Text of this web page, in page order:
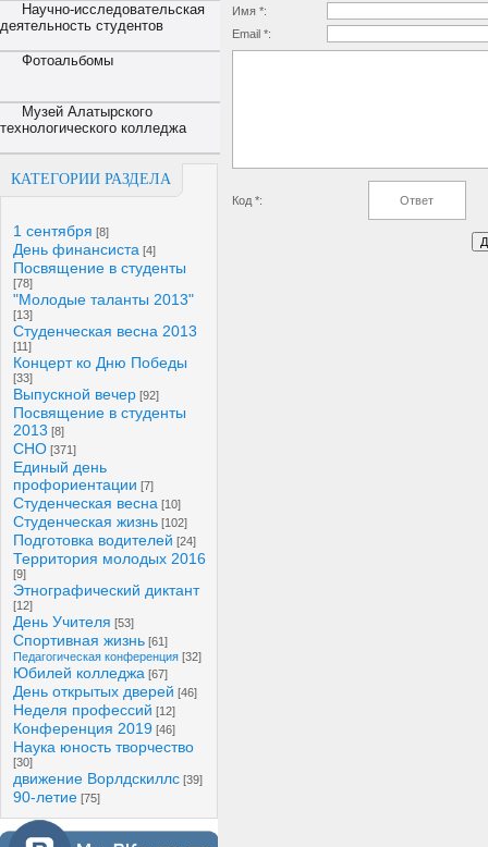
Научно-исследовательская
деятельность студентов
Фотоальбомы
Музей Алатырского
технологического колледжа
КАТЕГОРИИ РАЗДЕЛА
1 сентября [8]
День финансиста [4]
Посвящение в студенты
[78]
"Молодые таланты 2013"
[13]
Студенческая весна 2013
[11]
Концерт ко Дню Победы
[33]
Выпускной вечер [92]
Посвящение в студенты
2013 [8]
СНО [371]
Единый день
профориентации [7]
Студенческая весна [10]
Студенческая жизнь [102]
Подготовка водителей [24]
Территория молодых 2016
[9]
Этнографический диктант
[12]
День Учителя [53]
Спортивная жизнь [61]
Педагогическая конференция [32]
Юбилей колледжа [67]
День открытых дверей [46]
Неделя профессий [12]
Конференция 2019 [46]
Наука юность творчество
[30]
движение Ворлдскиллс [39]
90-летие [75]
Имя *:
Email *:
Код *: